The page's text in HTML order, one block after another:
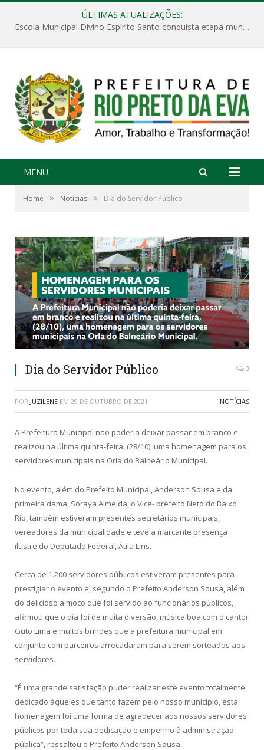
ÚLTIMAS ATUALIZAÇÕES:
Escola Municipal Divino Espírito Santo conquista etapa municipal da V Feira Amazonense de Matemática
MENU
Home » Notícias » Dia do Servidor Público
Dia do Servidor Público 0
POR JUZILENE EM 29 DE OUTUBRO DE 2021 NOTÍCIAS
A Prefeitura Municipal não poderia deixar passar em branco e
realizou na última quinta-feira, (28/10), uma homenagem para os
servidores municipais na Orla do Balneário Municipal.
No evento, além do Prefeito Municipal, Anderson Sousa e da
primeira dama, Soraya Almeida, o Vice- prefeito Neto do Baixo
Rio, também estiveram presentes secretários municipais,
vereadores da municipalidade e teve a marcante presença
ilustre do Deputado Federal, Átila Lins.
Cerca de 1.200 servidores públicos estiveram presentes para
prestigiar o evento e, segundo o Prefeito Anderson Sousa, além
do delicioso almoço que foi servido ao funcionários públicos,
afirmou que o dia foi de muita diversão, música boa com o cantor
Guto Lima e muitos brindes que a prefeitura municipal em
conjunto com parceiros arrecadaram para serem sorteados aos
servidores.
“É uma grande satisfação puder realizar este evento totalmente
dedicado àqueles que tanto fazem pelo nosso município, esta
homenagem foi uma forma de agradecer aos nossos servidores
públicos por toda sua dedicação e empenho à administração
pública”, ressaltou o Prefeito Anderson Sousa.